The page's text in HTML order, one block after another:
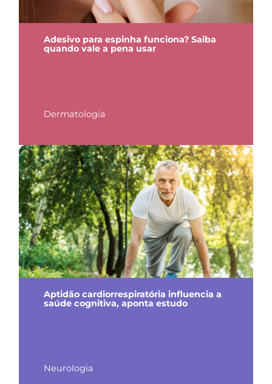
Adesivo para espinha funciona? Saiba
quando vale a pena usar
Dermatologia
Aptidão cardiorrespiratória influencia a
saúde cognitiva, aponta estudo
Neurologia